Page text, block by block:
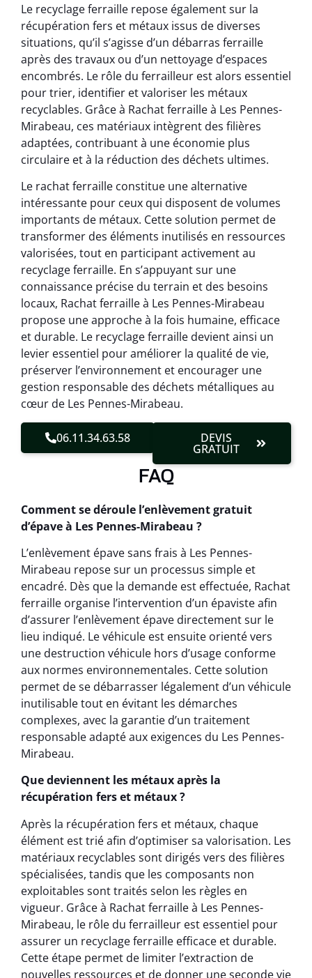
Le recyclage ferraille repose également sur la
récupération fers et métaux issus de diverses
situations, qu’il s’agisse d’un débarras ferraille
après des travaux ou d’un nettoyage d’espaces
encombrés. Le rôle du ferrailleur est alors essentiel
pour trier, identifier et valoriser les métaux
recyclables. Grâce à Rachat ferraille à Les Pennes-
Mirabeau, ces matériaux intègrent des filières
adaptées, contribuant à une économie plus
circulaire et à la réduction des déchets ultimes.
Le rachat ferraille constitue une alternative
intéressante pour ceux qui disposent de volumes
importants de métaux. Cette solution permet de
transformer des éléments inutilisés en ressources
valorisées, tout en participant activement au
recyclage ferraille. En s’appuyant sur une
connaissance précise du terrain et des besoins
locaux, Rachat ferraille à Les Pennes-Mirabeau
propose une approche à la fois humaine, efficace
et durable. Le recyclage ferraille devient ainsi un
levier essentiel pour améliorer la qualité de vie,
préserver l’environnement et encourager une
gestion responsable des déchets métalliques au
cœur de Les Pennes-Mirabeau.
06.11.34.63.58 DEVIS
GRATUIT
FAQ
Comment se déroule l’enlèvement gratuit
d’épave à Les Pennes-Mirabeau ?
L’enlèvement épave sans frais à Les Pennes-
Mirabeau repose sur un processus simple et
encadré. Dès que la demande est effectuée, Rachat
ferraille organise l’intervention d’un épaviste afin
d’assurer l’enlèvement épave directement sur le
lieu indiqué. Le véhicule est ensuite orienté vers
une destruction véhicule hors d’usage conforme
aux normes environnementales. Cette solution
permet de se débarrasser légalement d’un véhicule
inutilisable tout en évitant les démarches
complexes, avec la garantie d’un traitement
responsable adapté aux exigences du Les Pennes-
Mirabeau.
Que deviennent les métaux après la
récupération fers et métaux ?
Après la récupération fers et métaux, chaque
élément est trié afin d’optimiser sa valorisation. Les
matériaux recyclables sont dirigés vers des filières
spécialisées, tandis que les composants non
exploitables sont traités selon les règles en
vigueur. Grâce à Rachat ferraille à Les Pennes-
Mirabeau, le rôle du ferrailleur est essentiel pour
assurer un recyclage ferraille efficace et durable.
Cette étape permet de limiter l’extraction de
nouvelles ressources et de donner une seconde vie